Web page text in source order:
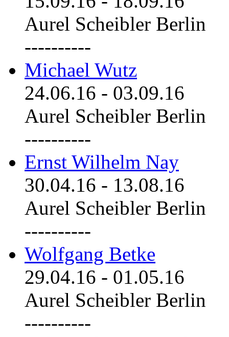
Aurel Scheibler Berlin
----------
Michael Wutz
24.06.16 - 03.09.16
Aurel Scheibler Berlin
----------
Ernst Wilhelm Nay
30.04.16 - 13.08.16
Aurel Scheibler Berlin
----------
Wolfgang Betke
29.04.16 - 01.05.16
Aurel Scheibler Berlin
----------